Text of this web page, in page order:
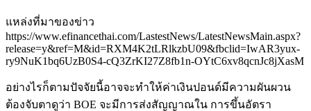
แหล่งที่มาของข่าว
https://www.efinancethai.com/LastestNews/LatestNewsMain.aspx?
release=y&ref=M&id=RXM4K2tLRlkzbU09&fbclid=IwAR3yux-
ry9NuK1bq6UzB0S4-cQ3ZrKI27Z8fb1n-OYtC6xv8qcnJc8jXasM
อย่างไรก็ตามปัจจัยนี้อาจจะทำให้ค่าเงินปอนด์มีความผันผวน
ต้องจับตาดูว่า BOE จะมีการส่งสัญญาณใน การขึ้นอัตรา